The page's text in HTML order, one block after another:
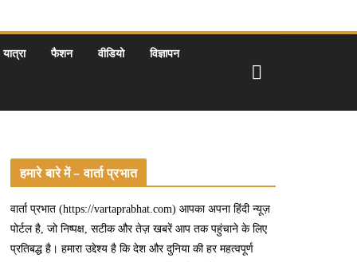
यात्रा फैशन वीडियो विज्ञापन
हमारे बारे में – वार्ता प्रभात
वार्ता प्रभात (https://vartaprabhat.com) आपका अपना हिंदी न्यूज़
पोर्टल है, जो निष्पक्ष, सटीक और तेज़ खबरें आप तक पहुंचाने के लिए
प्रतिबद्ध है। हमारा उद्देश्य है कि देश और दुनिया की हर महत्वपूर्ण